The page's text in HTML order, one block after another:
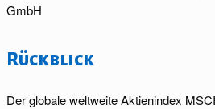
GmbH
Rückblick
Der globale weltweite Aktienindex